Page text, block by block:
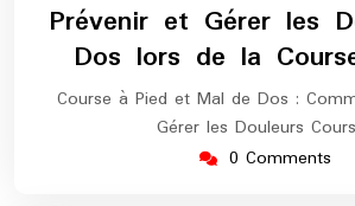
2026
Prévenir et Gérer les
Dos lors de la
Course à Pied et Mal de Dos :
Gérer les Douleurs
0 Comments